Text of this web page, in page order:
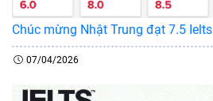
Chúc mừng Nhật Trung đạt 7.5 Ielts
07/04/2026